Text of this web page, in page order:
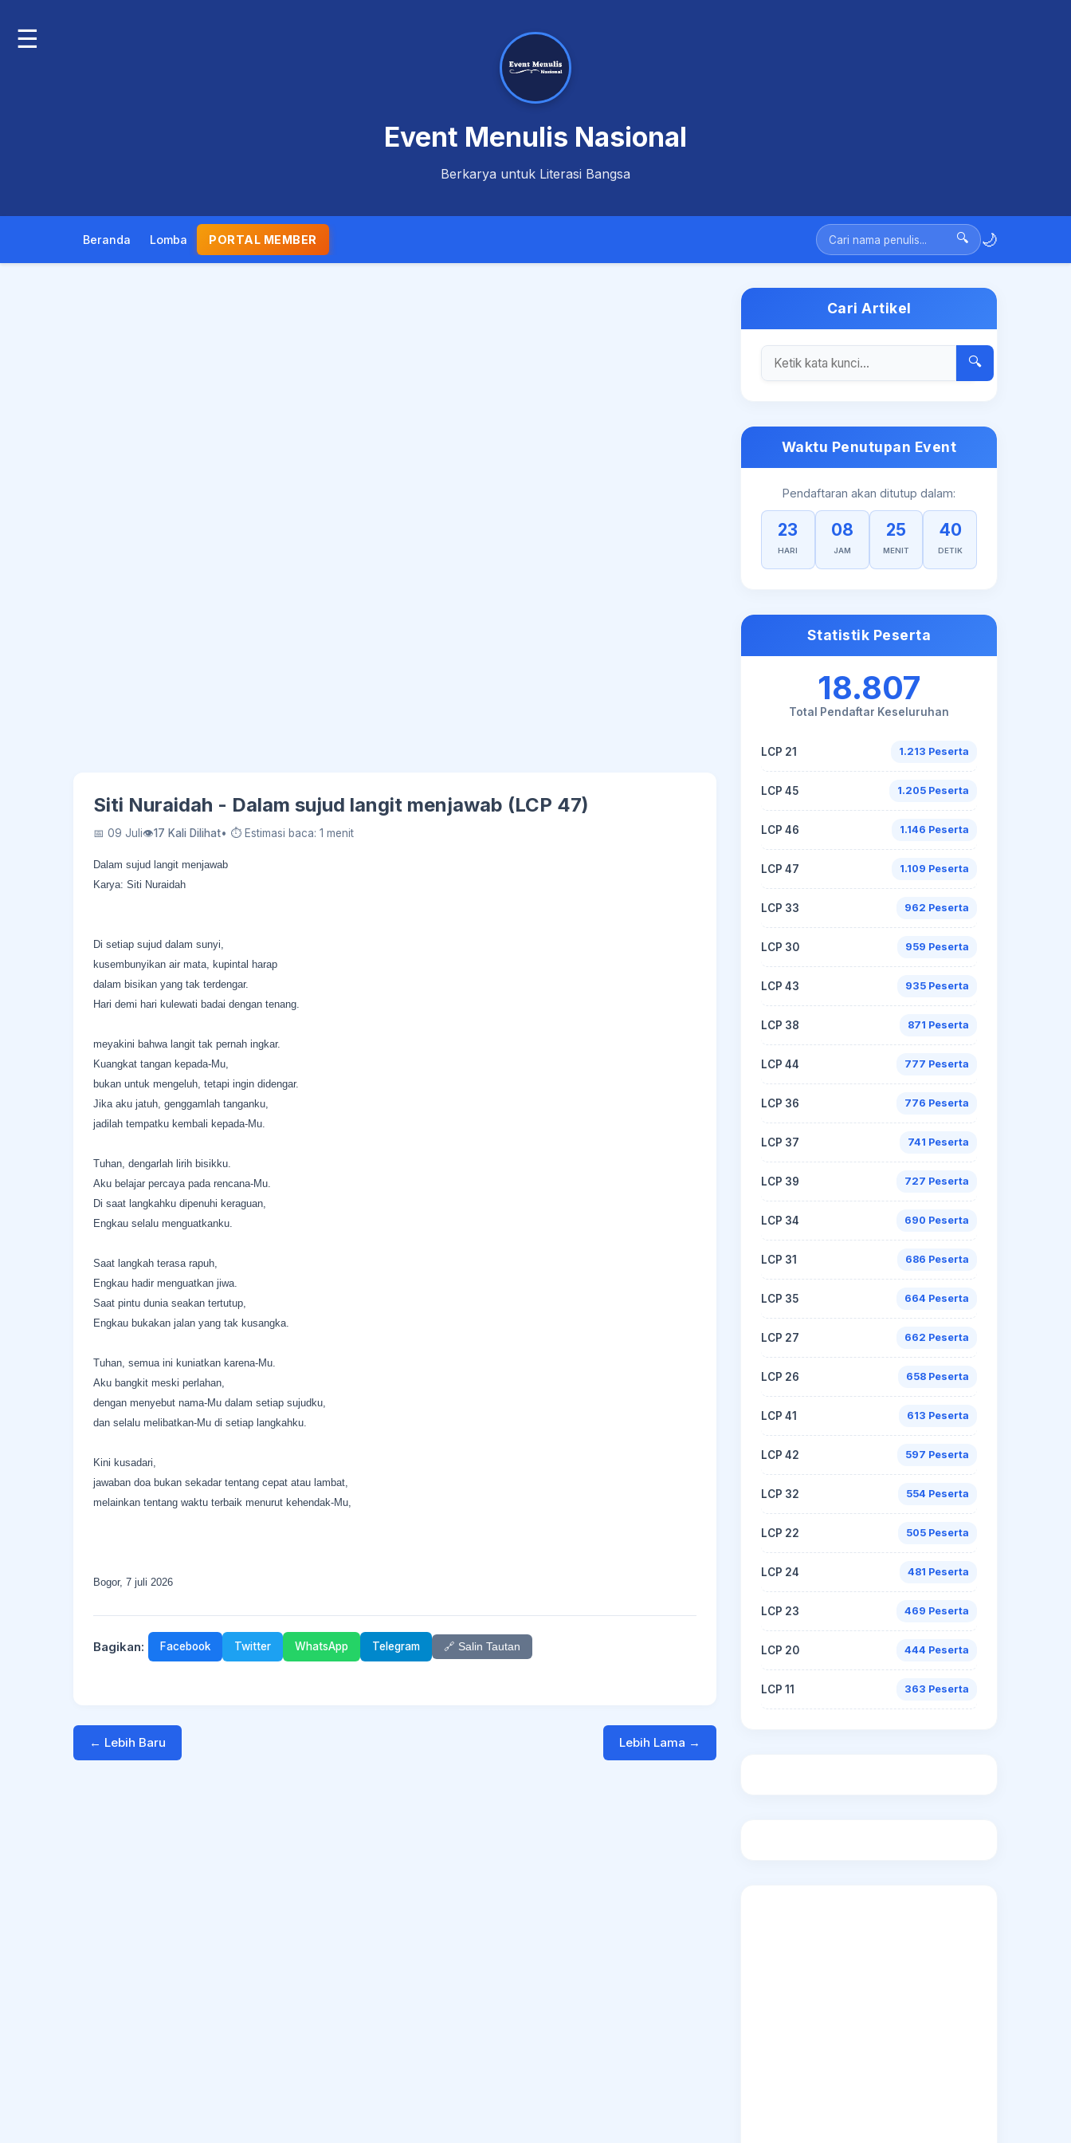
☰
Event Menulis Nasional
Berkarya untuk Literasi Bangsa
Beranda Lomba PORTAL MEMBER 🔍 🌙
Siti Nuraidah - Dalam sujud langit menjawab (LCP 47)
📅 09 Juli👁17 Kali Dilihat• ⏱ Estimasi baca: 1 menit
Dalam sujud langit menjawab
Karya: Siti Nuraidah
Di setiap sujud dalam sunyi,
kusembunyikan air mata, kupintal harap
dalam bisikan yang tak terdengar.
Hari demi hari kulewati badai dengan tenang.
meyakini bahwa langit tak pernah ingkar.
Kuangkat tangan kepada-Mu,
bukan untuk mengeluh, tetapi ingin didengar.
Jika aku jatuh, genggamlah tanganku,
jadilah tempatku kembali kepada-Mu.
Tuhan, dengarlah lirih bisikku.
Aku belajar percaya pada rencana-Mu.
Di saat langkahku dipenuhi keraguan,
Engkau selalu menguatkanku.
Saat langkah terasa rapuh,
Engkau hadir menguatkan jiwa.
Saat pintu dunia seakan tertutup,
Engkau bukakan jalan yang tak kusangka.
Tuhan, semua ini kuniatkan karena-Mu.
Aku bangkit meski perlahan,
dengan menyebut nama-Mu dalam setiap sujudku,
dan selalu melibatkan-Mu di setiap langkahku.
Kini kusadari,
jawaban doa bukan sekadar tentang cepat atau lambat,
melainkan tentang waktu terbaik menurut kehendak-Mu,
Bogor, 7 juli 2026
Bagikan: Facebook Twitter WhatsApp Telegram 🔗 Salin Tautan
← Lebih Baru Lebih Lama →
Cari Artikel
🔍
Waktu Penutupan Event
Pendaftaran akan ditutup dalam:
23
HARI
08
JAM
25
MENIT
39
DETIK
Statistik Peserta
18.807
Total Pendaftar Keseluruhan
LCP 21 1.213 Peserta
LCP 45 1.205 Peserta
LCP 46 1.146 Peserta
LCP 47 1.109 Peserta
LCP 33 962 Peserta
LCP 30 959 Peserta
LCP 43 935 Peserta
LCP 38 871 Peserta
LCP 44 777 Peserta
LCP 36 776 Peserta
LCP 37 741 Peserta
LCP 39 727 Peserta
LCP 34 690 Peserta
LCP 31 686 Peserta
LCP 35 664 Peserta
LCP 27 662 Peserta
LCP 26 658 Peserta
LCP 41 613 Peserta
LCP 42 597 Peserta
LCP 32 554 Peserta
LCP 22 505 Peserta
LCP 24 481 Peserta
LCP 23 469 Peserta
LCP 20 444 Peserta
LCP 11 363 Peserta